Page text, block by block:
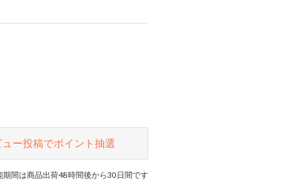
ュー投稿でポイント抽選
間は商品出荷48時間後から30日間です